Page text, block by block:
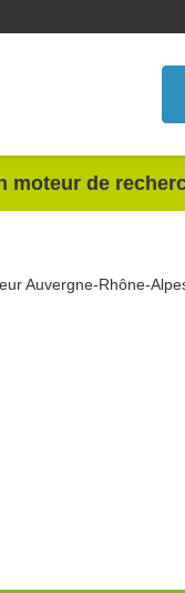
moteur de
Auvergne-Rhône-